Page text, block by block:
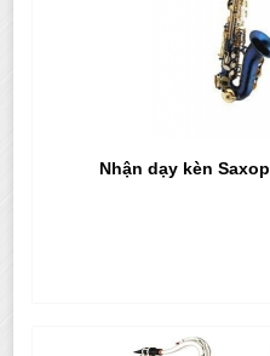
Nhận dạy kèn